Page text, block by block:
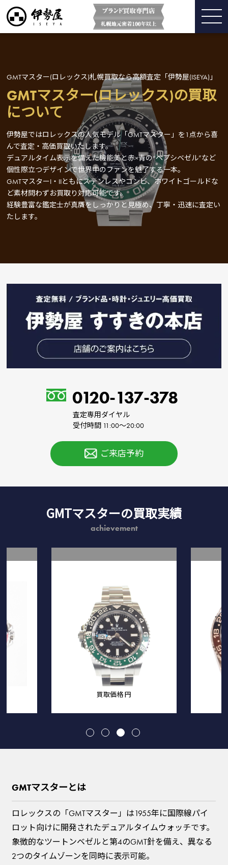
GMTマスター(ロレックス)札幌買取なら高額査定「伊勢屋(ISEYA)」
GMTマスター(ロレックス)の買取
について
伊勢屋ではロレックスの人気モデル「GMTマスター」を1点から喜
んで査定・高価買取いたします。
デュアルタイム表示を備えた機能美と赤×青の“ペプシベゼル”など
個性際立つデザインで世界中のファンを魅了する一本。
GMTマスターI・IIともにステンレスやコンビ、ホワイトゴールドな
ど素材問わずお買取り対応可能です。
経験豊富な鑑定士が真贋をしっかりと見極め、丁寧・迅速に査定い
たします。
0120-137-378
査定専用ダイヤル
受付時間 11:00～20:00
ご来店予約
GMTマスターの買取実績
achievement
買取価格 円
GMTマスターとは
ロレックスの「GMTマスター」は1955年に国際線パイ
ロット向けに開発されたデュアルタイムウォッチです。
象徴的なツートンベゼルと第4のGMT針を備え、異なる
2つのタイムゾーンを同時に表示可能。